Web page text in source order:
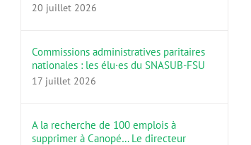
20 juillet 2026
Commissions administratives paritaires
nationales : les élu·es du SNASUB-FSU
17 juillet 2026
A la recherche de 100 emplois à
supprimer à Canopé… Le directeur